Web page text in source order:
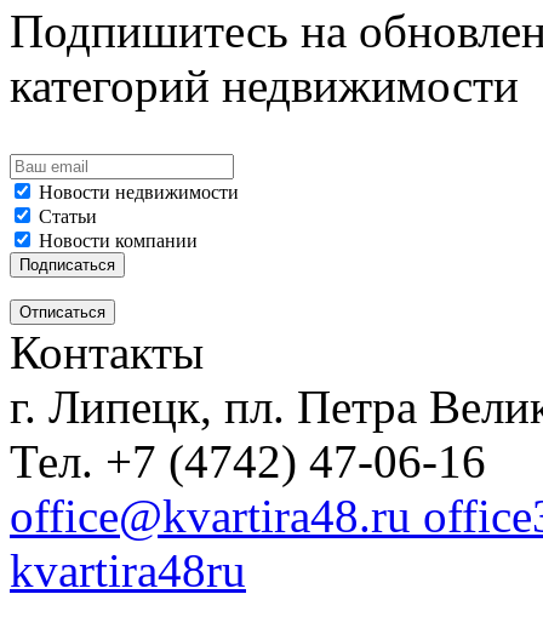
Подпишитесь на
категорий недвижимости
Новости недвижимости
Статьи
Новости компании
Контакты
г. Липецк, пл. Петра
Тел. +7 (4742) 47-06-16
office@kvartira48.ru
kvartira48ru